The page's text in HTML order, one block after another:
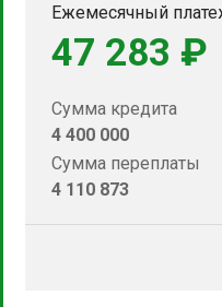
Ежемесячный
47 283 ₽
Сумма кредита
4 400 000
Сумма переплаты
4 110 873